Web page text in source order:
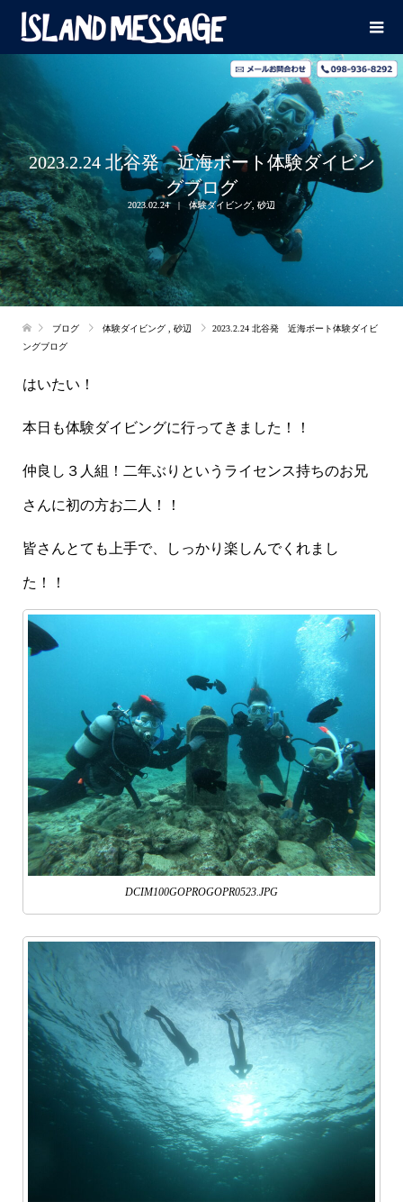
2023.2.24 北谷発 近海ボート体験ダイビン
グブログ
2023.02.24 体験ダイビング 砂辺
ブログ 体験ダイビング 砂辺
2023.2.24 北谷発 近海ボート体験ダイビ
ングブログ
はいたい！
本日も体験ダイビングに行ってきました！！
仲良し３人組！二年ぶりというライセンス持ちのお兄
さんに初の方お二人！！
皆さんとても上手で、しっかり楽しんでくれまし
た！！
DCIM100GOPROGOPR0523.JPG